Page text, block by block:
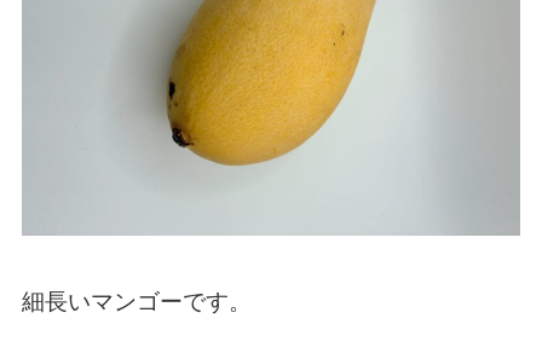
細長いマンゴーです。